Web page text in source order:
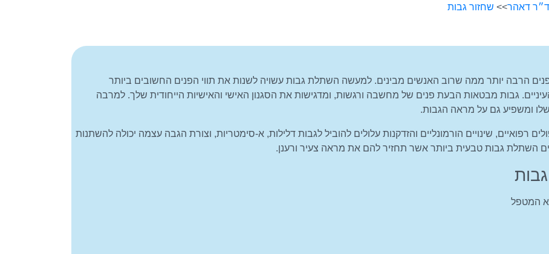
ד״ר דאהר>> שחזור גבות
הרבה יותר ממה שרוב האנשים מבינים. למעשה השתלת גבות עשויה לשנות את תווי הפנים החשובים ביותר
גבות מבטאות הבעת פנים של מחשבה ורגשות, ומדגישות את הסגנון האישי והאישיות הייחודית שלך. למרבה
ומשפיע גם על מראה הגבות.
רפואיים, שינויים הורמונליים והזדקנות עלולים להוביל לגבות דלילות, א-סימטריות, וצורת הגבה עצמה יכולה להשתנות
השתלת גבות טבעית ביותר אשר תחזיר להם את מראה צעיר ורענן.
המטפל